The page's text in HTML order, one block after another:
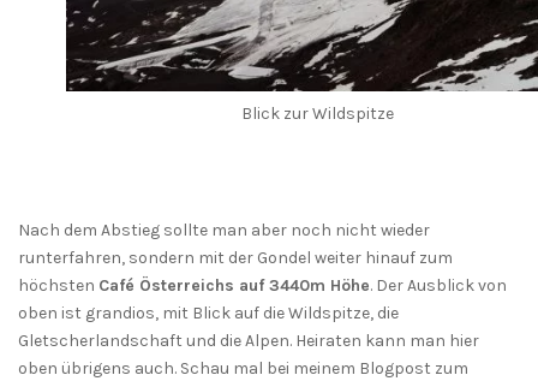
Blick zur Wildspitze
Nach dem Abstieg sollte man aber noch nicht wieder
runterfahren, sondern mit der Gondel weiter hinauf zum
höchsten Café Österreichs auf 3440m Höhe. Der Ausblick von
oben ist grandios, mit Blick auf die Wildspitze, die
Gletscherlandschaft und die Alpen. Heiraten kann man hier
oben übrigens auch. Schau mal bei meinem Blogpost zum